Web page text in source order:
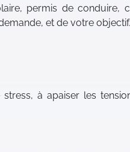
permis de conduire,
et de votre objectif.
à apaiser les